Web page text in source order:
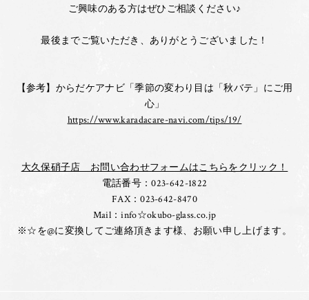
ご興味のある方はぜひご相談ください♪
最後までご覧いただき、ありがとうございました！
【参考】からだケアナビ「季節の変わり目は「秋バテ」にご用
心」
https://www.karadacare-navi.com/tips/19/
大久保硝子店 お問い合わせフォームはこちらをクリック！
電話番号：023-642-1822
FAX：023-642-8470
Mail：info☆okubo-glass.co.jp
※☆を@に変換してご連絡頂きます様、お願い申し上げます。